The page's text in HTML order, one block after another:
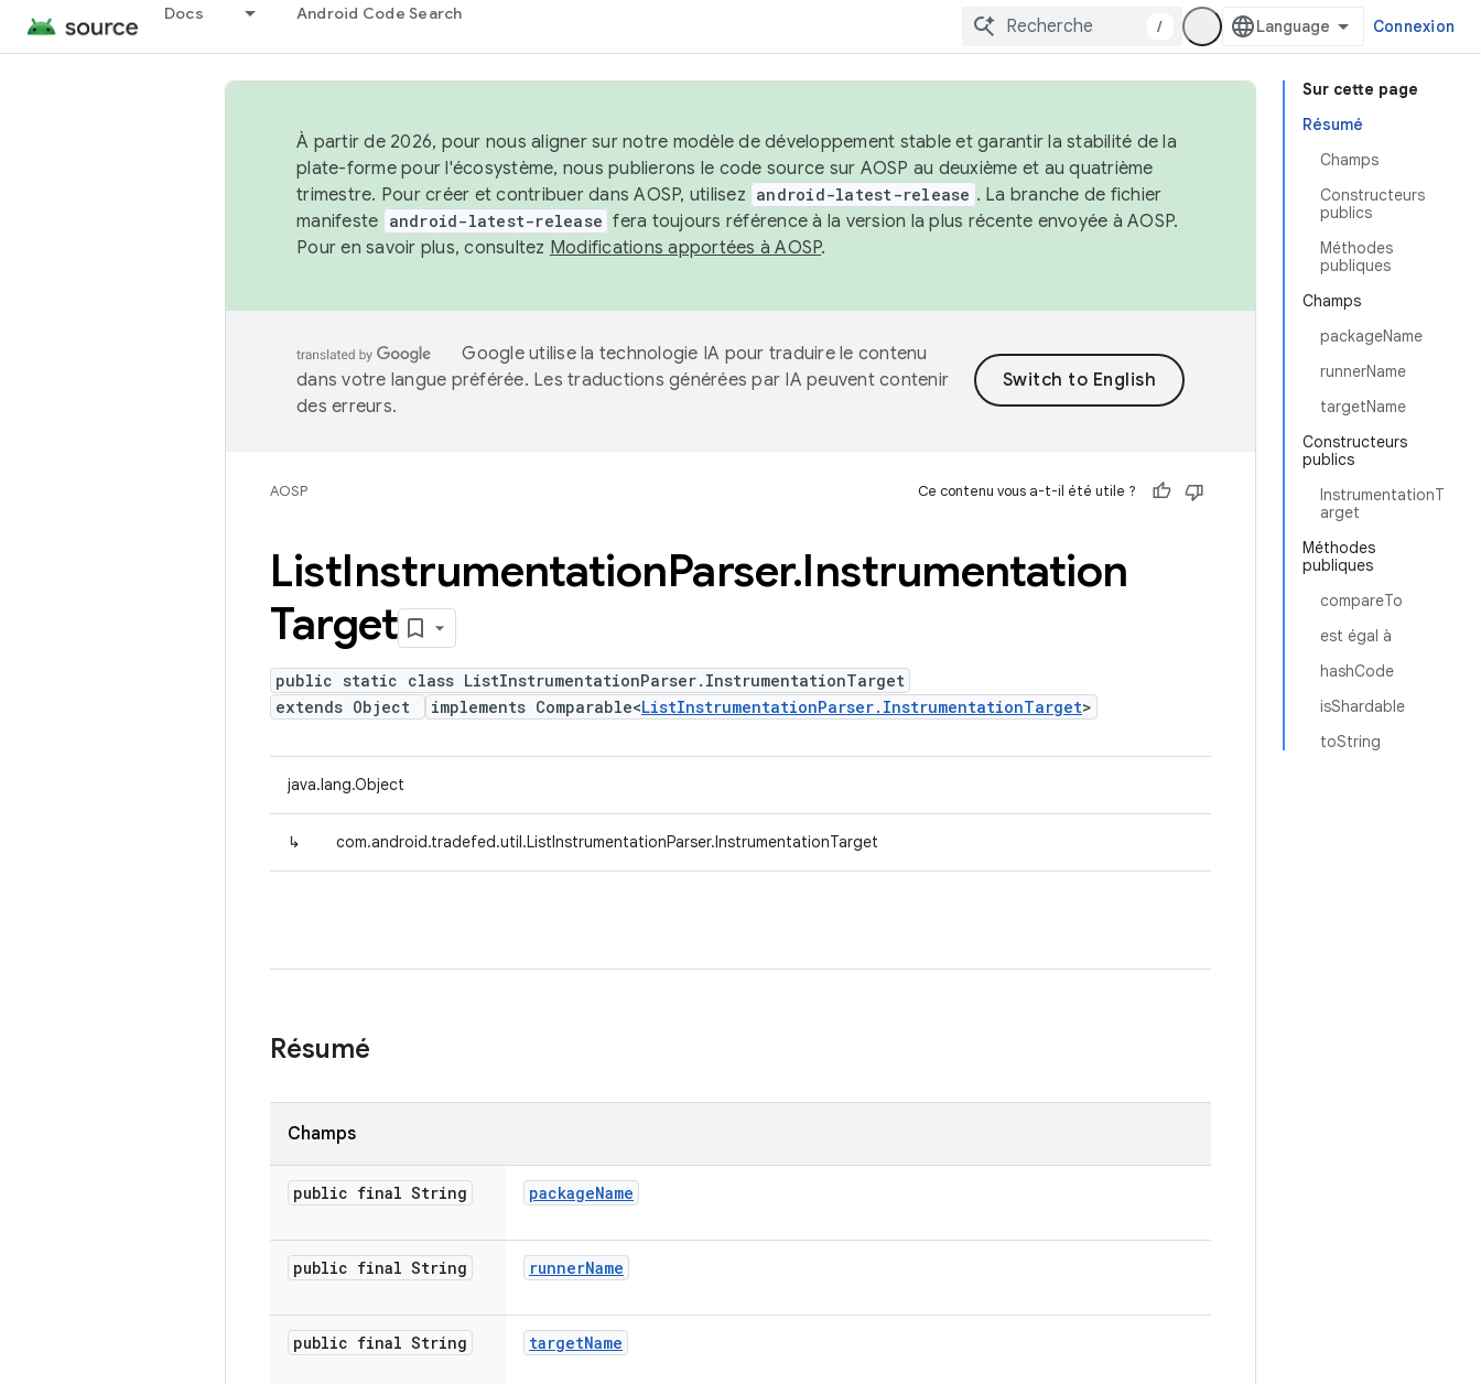
Docs Android Code Search
/ Connexion
Sur cette page
Résumé
Champs
Constructeurs
publics
Méthodes
publiques
Champs
packageName
runnerName
targetName
Constructeurs
publics
InstrumentationT
arget
Méthodes
publiques
compareTo
est égal à
hashCode
isShardable
toString
À partir de 2026, pour nous aligner sur notre modèle de développement stable et garantir la stabilité de la
plate-forme pour l'écosystème, nous publierons le code source sur AOSP au deuxième et au quatrième
trimestre. Pour créer et contribuer dans AOSP, utilisez android-latest-release . La branche de fichier
manifeste android-latest-release fera toujours référence à la version la plus récente envoyée à AOSP.
Pour en savoir plus, consultez Modifications apportées à AOSP.
Google utilise la technologie IA pour traduire le contenu
dans votre langue préférée. Les traductions générées par IA peuvent contenir
des erreurs.
AOSP Ce contenu vous a-t-il été utile ?
ListInstrumentationParser.Instrumentation
Target
public static class ListInstrumentationParser.InstrumentationTarget
extends Object
implements Comparable<ListInstrumentationParser.InstrumentationTarget>
java.lang.Object
↳ com.android.tradefed.util.ListInstrumentationParser.InstrumentationTarget
Résumé
Champs
public final String packageName
public final String runnerName
public final String targetName